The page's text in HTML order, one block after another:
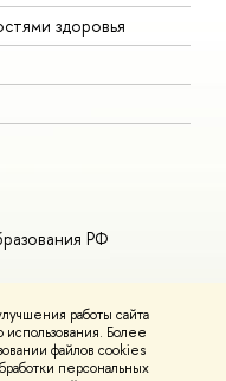
работы сайта
Более
файлов cookies
персональных
здоровья
РФ